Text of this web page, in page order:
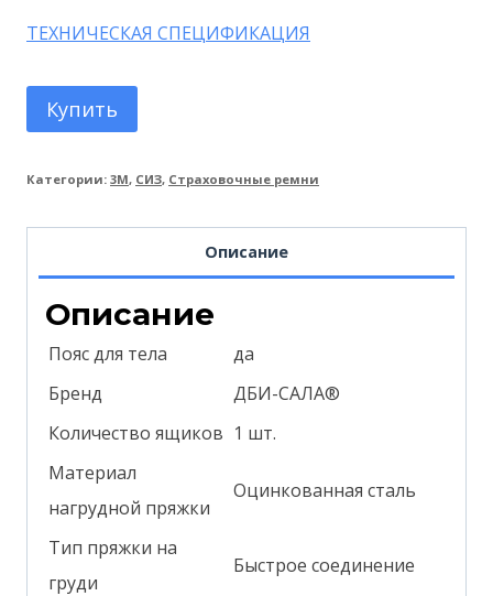
ТЕХНИЧЕСКАЯ СПЕЦИФИКАЦИЯ
Купить
Категории: 3M, СИЗ, Страховочные ремни
Описание
Описание
Пояс для тела
да
Бренд
ДБИ-САЛА®
Количество ящиков 1 шт.
Материал
нагрудной пряжки
Оцинкованная сталь
Тип пряжки на
груди
Быстрое соединение